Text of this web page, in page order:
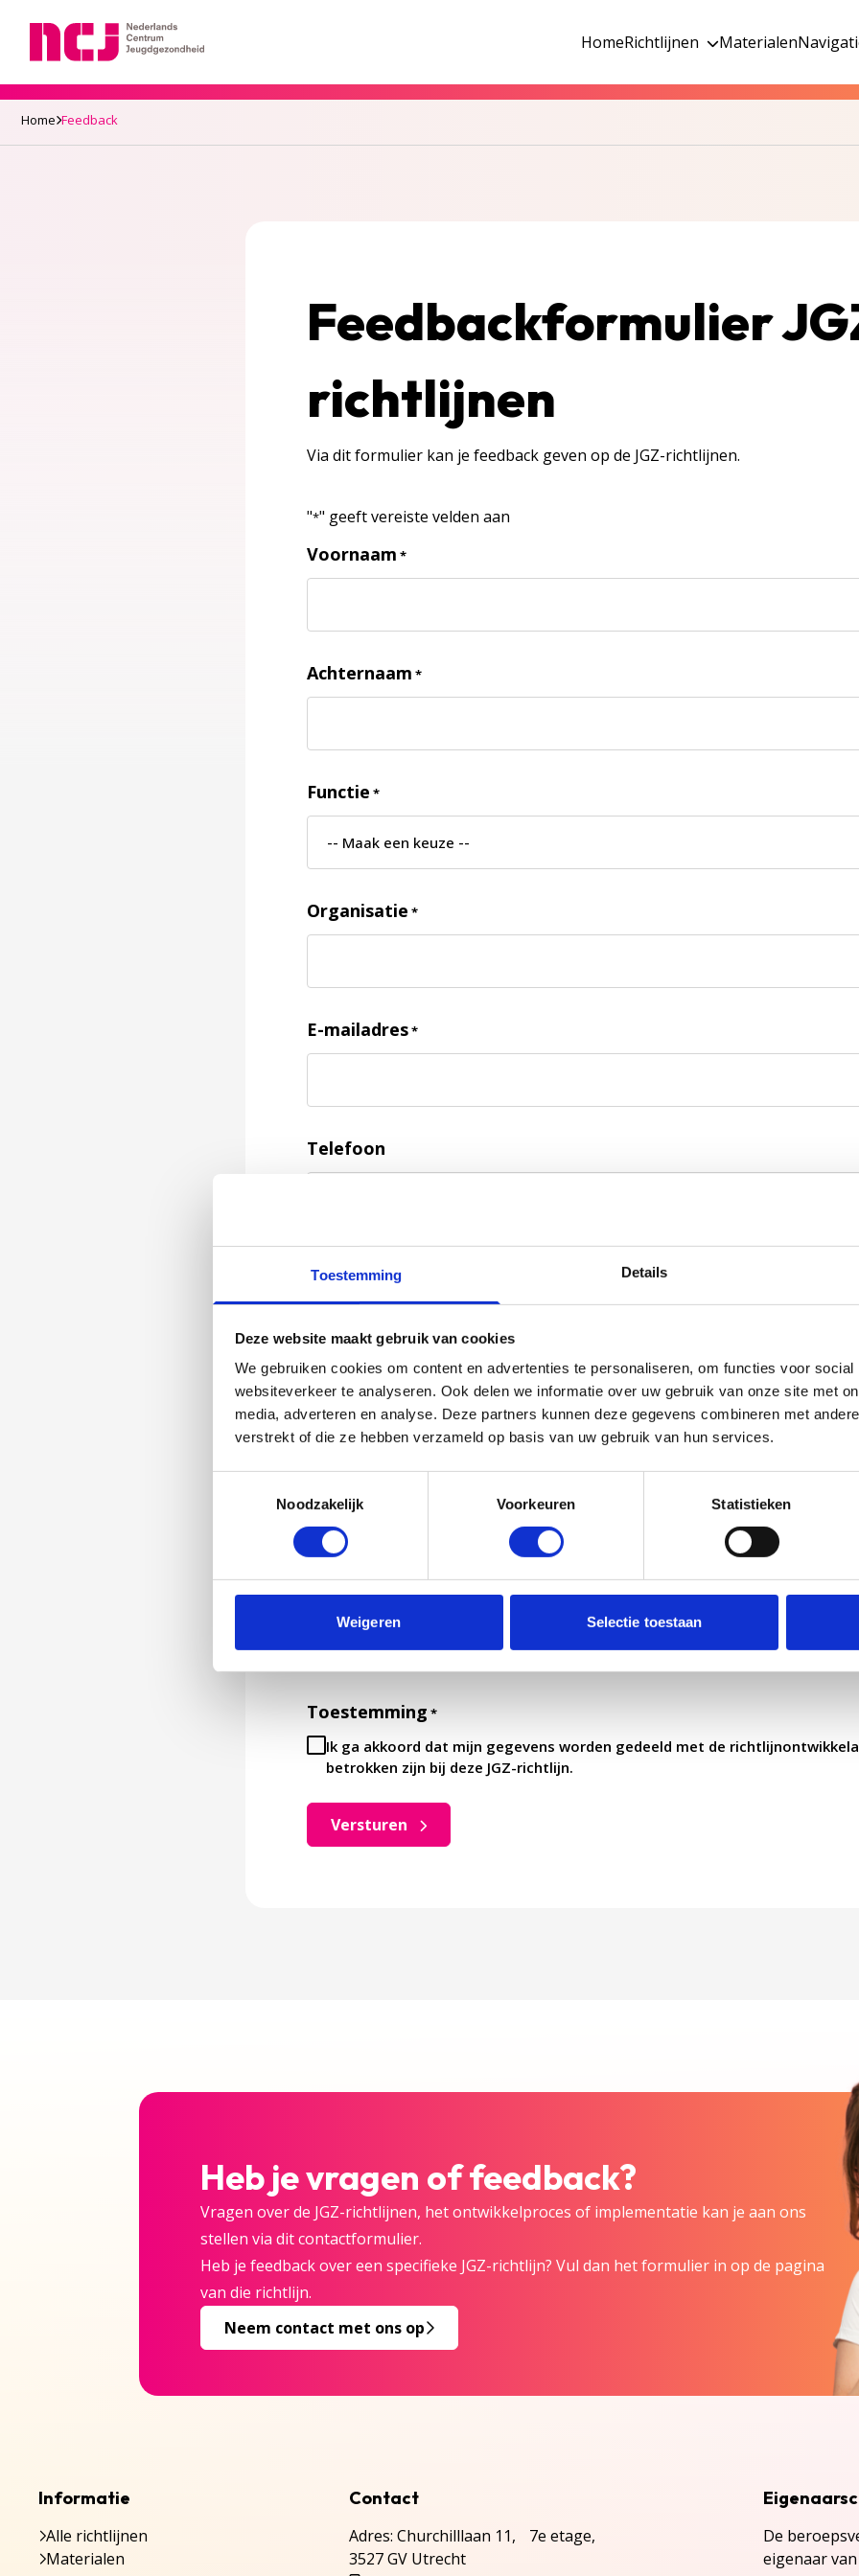
Toestemming Details
Deze website maakt gebruik van cookies
We gebruiken cookies om content en advertenties te personaliseren, om functies voor
websiteverkeer te analyseren. Ook delen we informatie over uw gebruik van onze site met
media, adverteren en analyse. Deze partners kunnen deze gegevens combineren met
verstrekt of die ze hebben verzameld op basis van uw gebruik van hun services.
Noodzakelijk
Voorkeuren Statistieken
Weigeren Selectie toestaan
HomeRichtlijnen Materialen
Home Feedback
Feedbackformulier
richtlijnen
Via dit formulier kan je feedback geven op de JGZ-richtlijnen.
"*" geeft vereiste velden aan
Voornaam *
Achternaam *
Functie *
Organisatie *
E-mailadres*
Telefoon
Feedback*
Jouw feedback wordt verwerkt door de adviseurs van het team richtlijnen
Toestemming *
Ik ga akkoord dat mijn gegevens worden gedeeld met de
betrokken zijn bij deze JGZ-richtlijn.
Versturen
Heb je vragen of feedback?
Vragen over de JGZ-richtlijnen, het ontwikkelproces of implementatie kan je aan ons
stellen via dit contactformulier.
Heb je feedback over een specifieke JGZ-richtlijn? Vul dan het formulier in op de pagina
van die richtlijn.
Neem contact met ons op
Informatie
Alle richtlijnen
Materialen
Contact
Adres: Churchilllaan 11, 7e etage,
3527 GV Utrecht
De
eigenaar